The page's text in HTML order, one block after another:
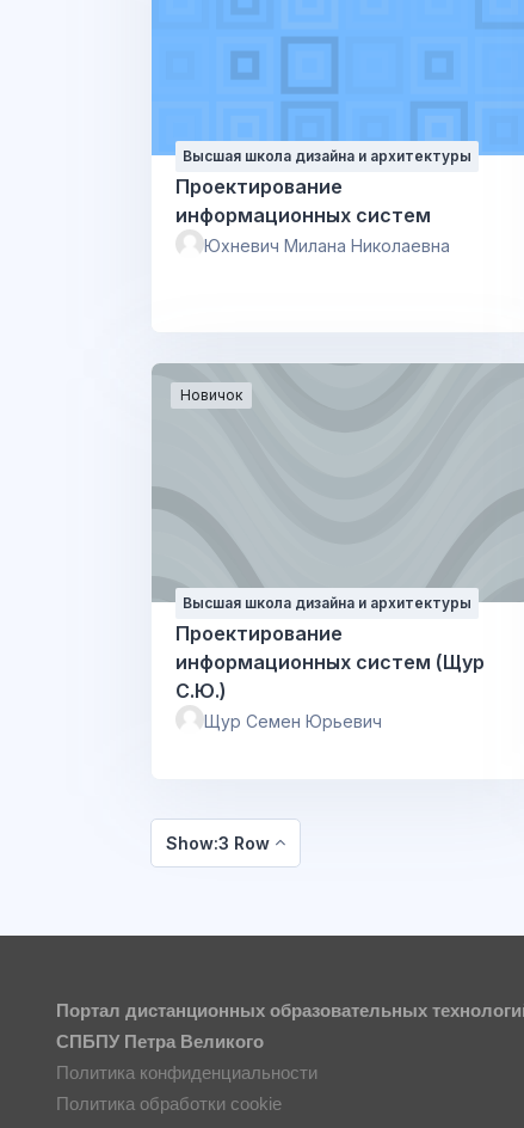
Высшая школа дизайна и архитектуры
Проектирование
информационных систем
Юхневич Милана Николаевна
Новичок
Высшая школа дизайна и архитектуры
Проектирование
информационных систем (Щур
С.Ю.)
Щур Семен Юрьевич
Show:3 Row
Портал дистанционных образовательных
СПБПУ Петра Великого
Политика конфиденциальности
Политика обработки cookie